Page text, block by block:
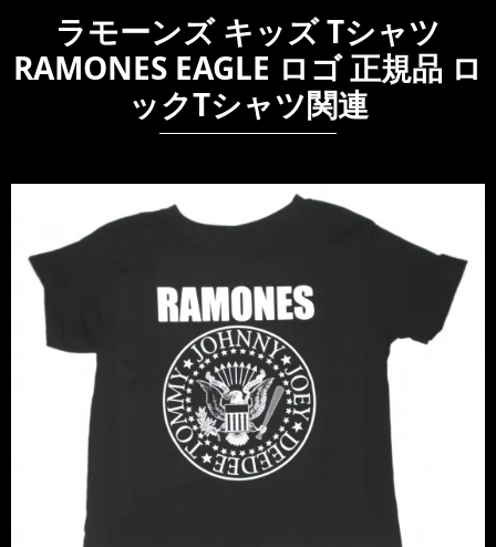
ラモーンズ キッズ Tシャツ
RAMONES EAGLE ロゴ 正規品 ロ
ックTシャツ関連